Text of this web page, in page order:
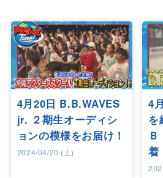
4月20日 B.B.WAVES
jr. ２期生オーディシ
ョンの模様をお届け！
2024/04/20 (土)
4
を
着